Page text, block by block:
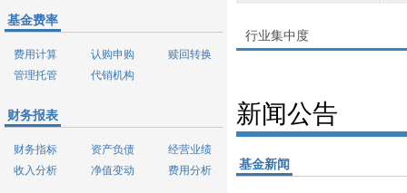
基金费率
费用计算 认购申购
赎回转换
管理托管
代销机构
财务报表
财务指标 资产负债
经营业绩
收入分析
净值变动 费用分析
行业集中度
新闻公告
基金新闻